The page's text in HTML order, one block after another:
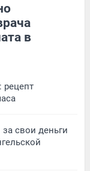
в
рецепт
свои деньги